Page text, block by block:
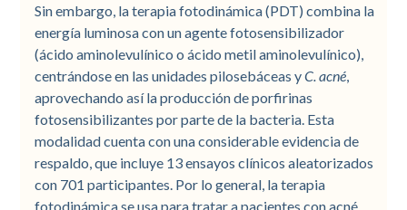
Sin embargo, la terapia fotodinámica (PDT) combina la
energía luminosa con un agente fotosensibilizador
(ácido aminolevulínico o ácido metil aminolevulínico),
centrándose en las unidades pilosebáceas yC. acné
aprovechando así la producción de porfirinas
fotosensibilizantes por parte de la bacteria. Esta
modalidad cuenta con una considerable evidencia de
respaldo, que incluye 13 ensayos clínicos aleatorizados
con 701 participantes. Por lo general, la terapia
fotodinámica se usa para tratar a pacientes con acné